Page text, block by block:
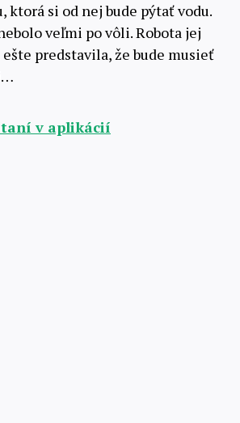
ktorá si od nej bude pýtať vodu.
veľmi po vôli. Robota jej
predstavila, že bude musieť
v aplikácií